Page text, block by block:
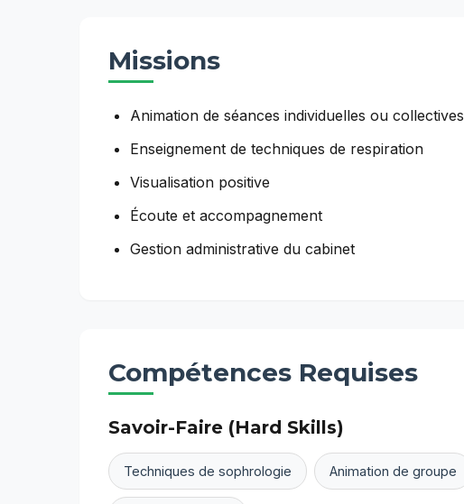
Missions
Animation de séances individuelles ou collectives
Enseignement de techniques de respiration
Visualisation positive
Écoute et accompagnement
Gestion administrative du cabinet
Compétences Requises
Savoir-Faire (Hard Skills)
Techniques de sophrologie Animation de groupe